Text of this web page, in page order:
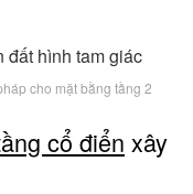
cho mặt bằng tầng 2
cổ điển xây